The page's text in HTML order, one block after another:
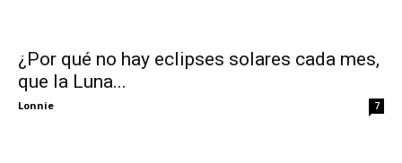
¿Por qué no hay eclipses solares cada mes,
que la Luna...
Lonnie 7